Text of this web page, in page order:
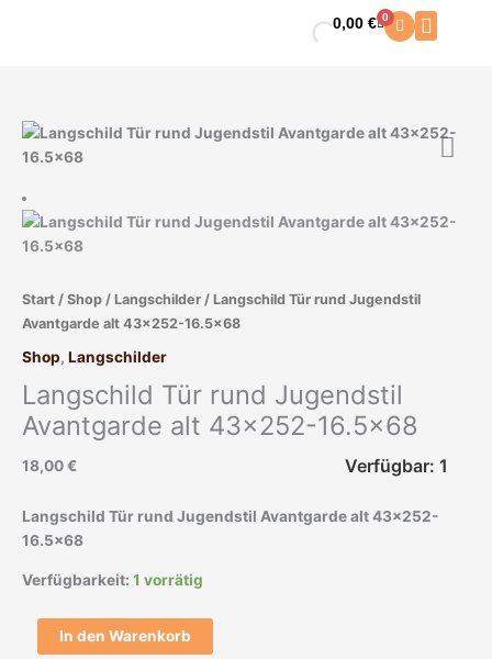
0,00€ 0
Warenkorb
Start / Shop / Langschilder / Langschild Tür rund Jugendstil
Avantgarde alt 43×252-16.5×68
Shop, Langschilder
Langschild Tür rund Jugendstil
Avantgarde alt 43×252-16.5×68
18,00€ Verfügbar: 1
Langschild Tür rund Jugendstil Avantgarde alt 43×252-
16.5×68
Verfügbarkeit: 1 vorrätig
Langschild
Tür
Jugendstil
Avantgarde
alt
16.5x68
Menge
In den Warenkorb